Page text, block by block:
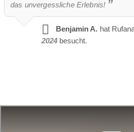
das unvergessliche Erlebnis!
Benjamin A. hat
2024 besucht.